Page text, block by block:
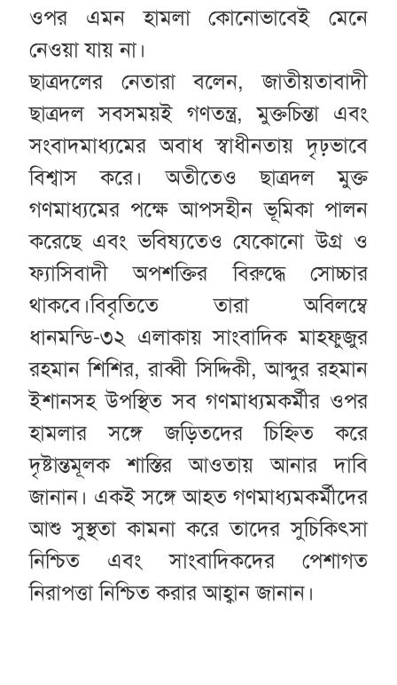
ওপর এমন হামলা কোনোভাবেই মেনে
নেওয়া যায় না।
ছাত্রদলের নেতারা বলেন, জাতীয়তাবাদী
ছাত্রদল সবসময়ই গণতন্ত্র, মুক্তচিন্তা এবং
সংবাদমাধ্যমের অবাধ স্বাধীনতায় দৃঢ়ভাবে
বিশ্বাস করে। অতীতেও ছাত্রদল মুক্ত
গণমাধ্যমের পক্ষে আপসহীন ভূমিকা পালন
করেছে এবং ভবিষ্যতেও যেকোনো উগ্র ও
ফ্যাসিবাদী অপশক্তির বিরুদ্ধে সোচ্চার
থাকবে।বিবৃতিতে তারা অবিলম্বে
ধানমন্ডি-৩২ এলাকায় সাংবাদিক মাহফুজুর
রহমান শিশির, রাব্বী সিদ্দিকী, আব্দুর রহমান
ইশানসহ উপস্থিত সব গণমাধ্যমকর্মীর ওপর
হামলার সঙ্গে জড়িতদের চিহ্নিত করে
দৃষ্টান্তমূলক শাস্তির আওতায় আনার দাবি
জানান। একই সঙ্গে আহত গণমাধ্যমকর্মীদের
আশু সুস্থতা কামনা করে তাদের সুচিকিৎসা
নিশ্চিত এবং সাংবাদিকদের পেশাগত
নিরাপত্তা নিশ্চিত করার আহ্বান জানান।